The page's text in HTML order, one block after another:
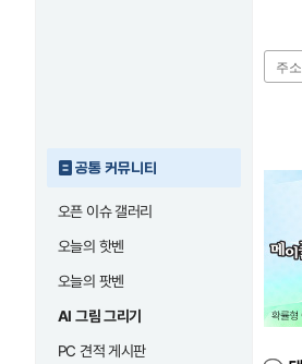
공통 커뮤니티
오픈 이슈 갤러리
오늘의 핫벤
오늘의 팟벤
AI 그림 그리기
PC 견적 게시판
주